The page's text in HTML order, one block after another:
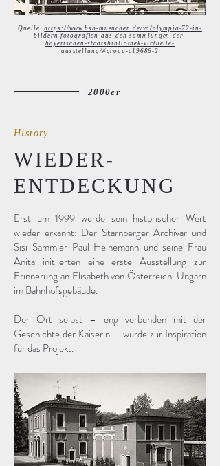
Quelle:https://www.bsb-muenchen.de/va/olympia-72-in-
bildern-fotografien-aus-den-sammlungen-der-
bayerischen-staatsbibliothek-virtuelle-
ausstellung/#group-c19686-2
2000er
History
WIEDER-
ENTDECKUNG
Erst um 1999 wurde sein historischer Wert
wieder erkannt: Der Starnberger Archivar und
Sisi-Sammler Paul Heinemann und seine Frau
Anita initiierten eine erste Ausstellung zur
Erinnerung an Elisabeth von Österreich-Ungarn
im Bahnhofsgebäude.
Der Ort selbst – eng verbunden mit der
Geschichte der Kaiserin – wurde zur Inspiration
für das Projekt.